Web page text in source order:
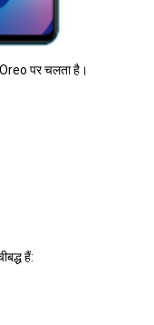
पर चलता है।
हैं: